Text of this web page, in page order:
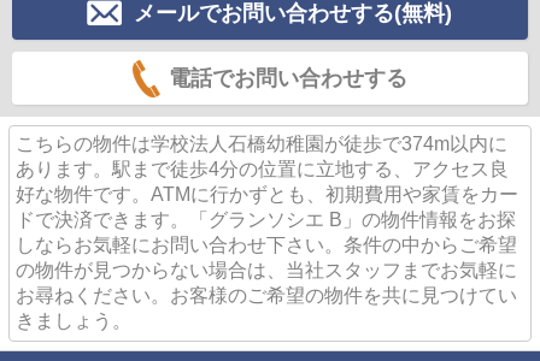
メールでお問い合わせする(無料)
電話でお問い合わせする
こちらの物件は学校法人石橋幼稚園が徒歩で374m以内に
あります。駅まで徒歩4分の位置に立地する、アクセス良
好な物件です。ATMに行かずとも、初期費用や家賃をカー
ドで決済できます。「グランソシエ B」の物件情報をお探
しならお気軽にお問い合わせ下さい。条件の中からご希望
の物件が見つからない場合は、当社スタッフまでお気軽に
お尋ねください。お客様のご希望の物件を共に見つけてい
きましょう。